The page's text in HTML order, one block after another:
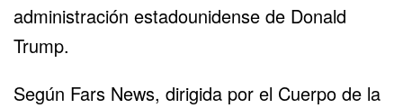
administración estadounidense de Donald
Trump.
Según Fars News, dirigida por el Cuerpo de la